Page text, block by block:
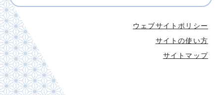
ウェブサイトポリシー
サイトの使い方
サイトマップ